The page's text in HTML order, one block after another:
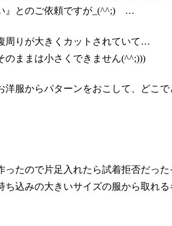
』とのご依頼ですが_(^^;)ゞ…
周りが大きくカットされていて…
のままは小さくできません(^^;)))
服からパターンをおこして、どこ
たので片足入れたら試着拒否だった
込みの大きいサイズの服から取れ